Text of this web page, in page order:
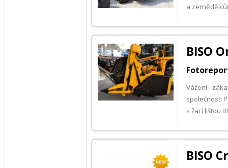
a
BISO
Vážení
společnosti
s žací lištou
BISO